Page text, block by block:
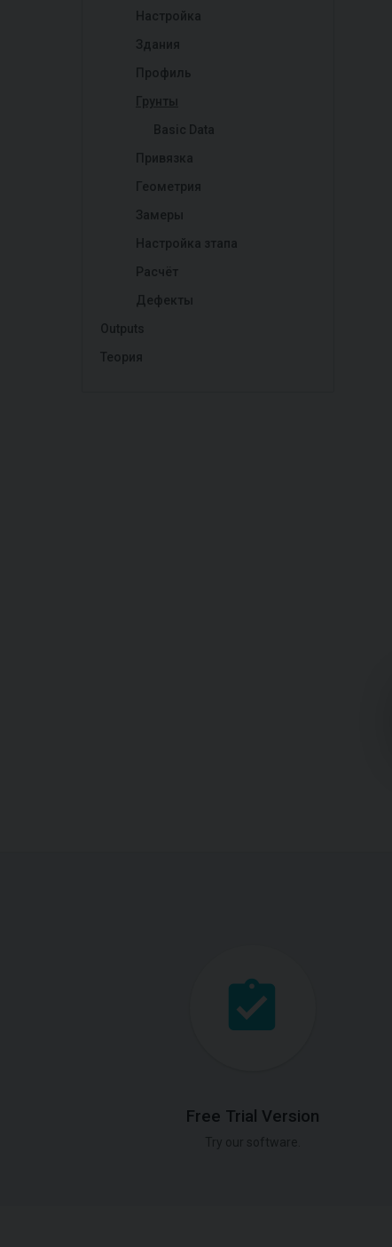
Настройка
Здания
Профиль
Грунты
Basic Data
Привязка
Геометрия
Замеры
Настройка зтапа
Расчёт
Дефекты
Outputs
Теория
Free Trial Version